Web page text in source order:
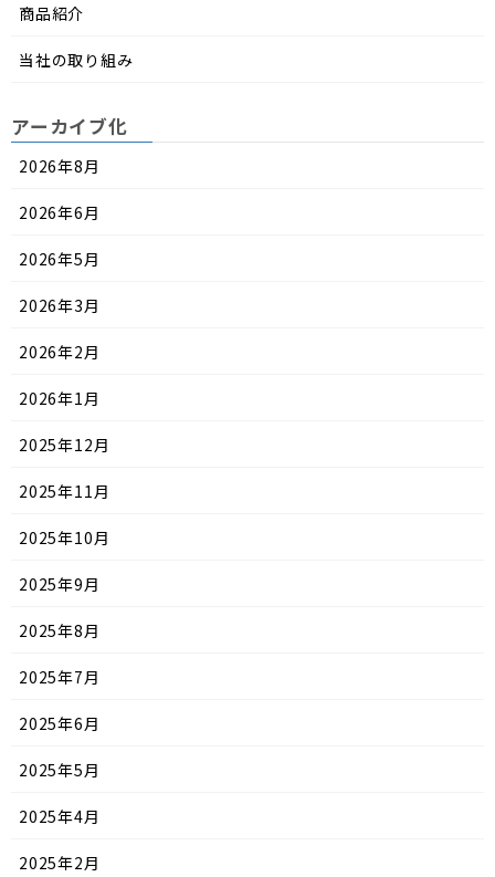
商品紹介
当社の取り組み
アーカイブ化
2026年8月
2026年6月
2026年5月
2026年3月
2026年2月
2026年1月
2025年12月
2025年11月
2025年10月
2025年9月
2025年8月
2025年7月
2025年6月
2025年5月
2025年4月
2025年2月